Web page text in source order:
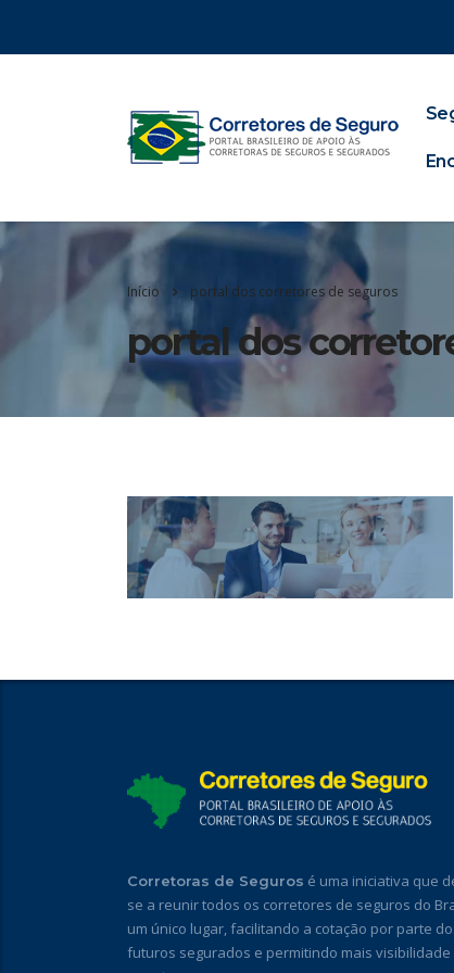
Início portal dos corretores de seguros
portal dos
Corretoras de Seguros é uma iniciativa que
se a reunir todos os corretores de seguros do
um único lugar, facilitando a cotação por parte
futuros segurados e permitindo mais visibilidade